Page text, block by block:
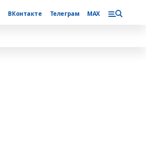
ВКонтакте Телеграм MAX